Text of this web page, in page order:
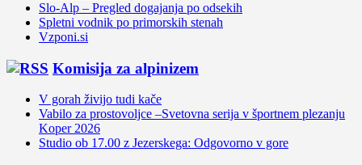
Slo-Alp – Pregled dogajanja po odsekih
Spletni vodnik po primorskih stenah
Vzponi.si
Komisija za alpinizem
V gorah živijo tudi kače
Vabilo za prostovoljce –Svetovna serija v športnem plezanju
Koper 2026
Studio ob 17.00 z Jezerskega: Odgovorno v gore